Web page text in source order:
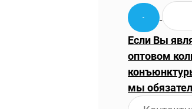
Если Вы
оптовом
мы